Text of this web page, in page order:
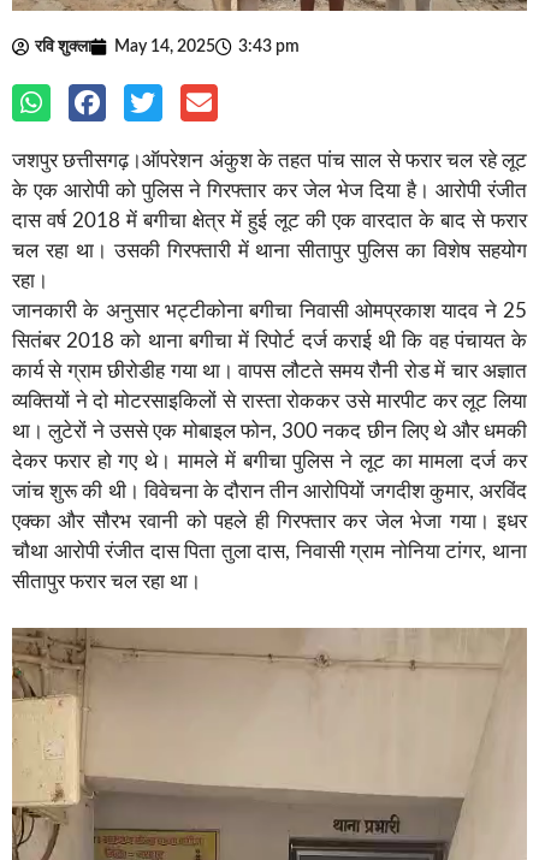
रवि शुक्ला May 14, 2025 3:43 pm
जशपुर छत्तीसगढ़।ऑपरेशन अंकुश के तहत पांच साल से फरार चल रहे लूट
के एक आरोपी को पुलिस ने गिरफ्तार कर जेल भेज दिया है। आरोपी रंजीत
दास वर्ष 2018 में बगीचा क्षेत्र में हुई लूट की एक वारदात के बाद से फरार
चल रहा था। उसकी गिरफ्तारी में थाना सीतापुर पुलिस का विशेष सहयोग
रहा।
जानकारी के अनुसार भट्टीकोना बगीचा निवासी ओमप्रकाश यादव ने 25
सितंबर 2018 को थाना बगीचा में रिपोर्ट दर्ज कराई थी कि वह पंचायत के
कार्य से ग्राम छीरोडीह गया था। वापस लौटते समय रौनी रोड में चार अज्ञात
व्यक्तियों ने दो मोटरसाइकिलों से रास्ता रोककर उसे मारपीट कर लूट लिया
था। लुटेरों ने उससे एक मोबाइल फोन, 300 नकद छीन लिए थे और धमकी
देकर फरार हो गए थे। मामले में बगीचा पुलिस ने लूट का मामला दर्ज कर
जांच शुरू की थी। विवेचना के दौरान तीन आरोपियों जगदीश कुमार, अरविंद
एक्का और सौरभ रवानी को पहले ही गिरफ्तार कर जेल भेजा गया। इधर
चौथा आरोपी रंजीत दास पिता तुला दास, निवासी ग्राम नोनिया टांगर, थाना
सीतापुर फरार चल रहा था।